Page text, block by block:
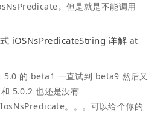
。但是就是不能调用
iOSNsPredicateString 详解 at
5.0 的 beta1 一直试到 beta9 然后又
5.0.2 也还是没有
。。。可以给个你的